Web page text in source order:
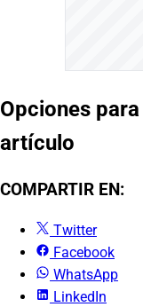
Opciones
artículo
COMPARTIR EN:
Twitter
Facebook
WhatsApp
LinkedIn